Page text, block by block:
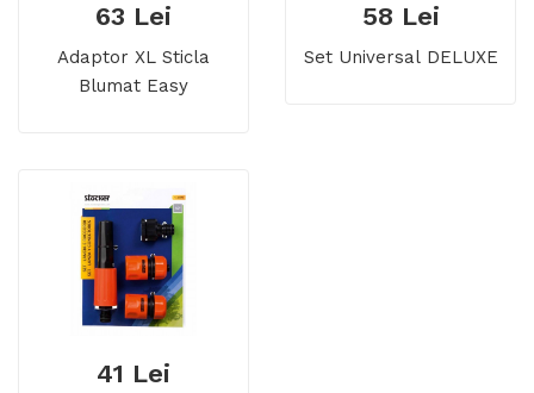
63 Lei
Adaptor XL Sticla
Blumat Easy
58 Lei
Set Universal DELUXE
41 Lei